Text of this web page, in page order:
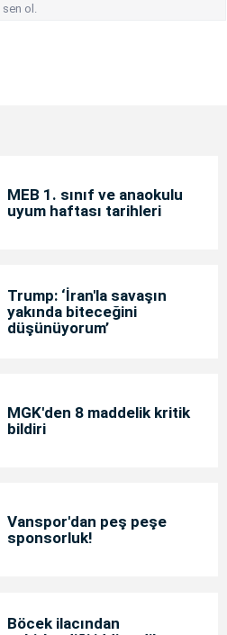
ol.
MEB 1. sınıf ve anaokulu
uyum haftası tarihleri
Trump: ‘İran'la savaşın
yakında biteceğini
düşünüyorum’
MGK'den 8 maddelik kritik
bildiri
Vanspor'dan peş peşe
sponsorluk!
Böcek ilacından